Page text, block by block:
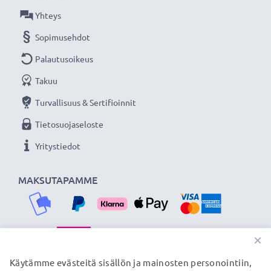
verkkokauppa, joka tarjoaa laadukkaita tuotteita, ja
siksi tarjoamme 36 kuukauden takuun!
MAKSUTAPAMME
Yhteys
Sopimusehdot
Palautusoikeus
Takuu
Turvallisuus & Sertifioinnit
Tietosuojaseloste
Yritystiedot
TOIMITUSKUMPPANIMME
×
Käytämme evästeitä sisällön ja mainosten personointiin,